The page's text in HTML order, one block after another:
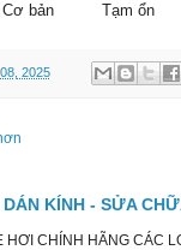
Cơ bản Tạm ổn
2025
KÍNH - SỬA
HƠI CHÍNH HÃNG CÁC